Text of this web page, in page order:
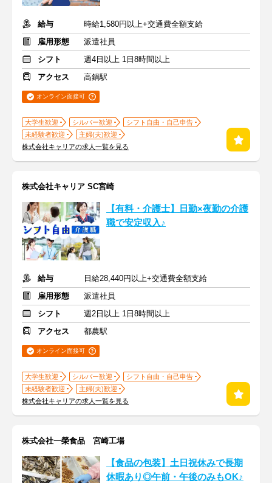
給与
時給1,580円以上+交通費全額支給
雇用形態
派遣社員
シフト
週4日以上 1日8時間以上
アクセス
高鍋駅
オンライン面接可
大学生歓迎 シルバー歓迎
シフト自由・自己申告
未経験者歓迎
主婦(夫)歓迎
株式会社キャリアの求人一覧を見る
株式会社キャリア SC宮崎
【有料・介護士】日勤×夜勤の介護
職で安定収入♪
給与
日給28,440円以上+交通費全額支給
雇用形態
派遣社員
シフト
週2日以上 1日8時間以上
アクセス
都農駅
オンライン面接可
大学生歓迎 シルバー歓迎
シフト自由・自己申告
未経験者歓迎
主婦(夫)歓迎
株式会社キャリアの求人一覧を見る
株式会社一榮食品 宮崎工場
【食品の包装】土日祝休みで長期
休暇あり◎午前・午後のみもOK♪